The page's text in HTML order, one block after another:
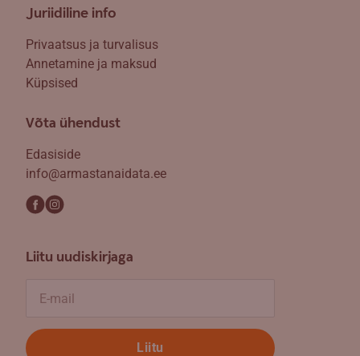
Juriidiline info
Privaatsus ja turvalisus
Annetamine ja maksud
Küpsised
Võta ühendust
Edasiside
info@armastanaidata.ee
Liitu uudiskirjaga
Liitu